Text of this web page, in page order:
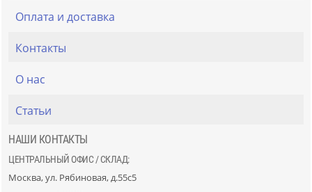
Оплата и доставка
Контакты
О нас
Статьи
НАШИ КОНТАКТЫ
ЦЕНТРАЛЬНЫЙ ОФИС / СКЛАД:
Москва, ул. Рябиновая, д.55с5